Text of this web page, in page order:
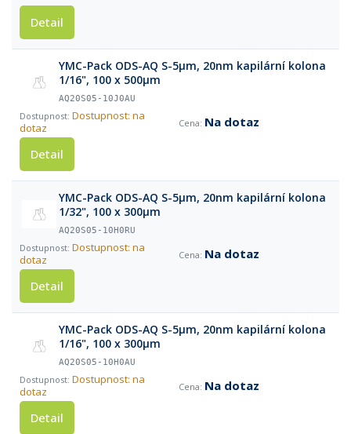
Detail
YMC-Pack ODS-AQ S-5µm, 20nm kapilární kolona
1/16", 100 x 500µm
AQ20S05-10J0AU
Dostupnost: na
dotaz
Na dotaz
Detail
YMC-Pack ODS-AQ S-5µm, 20nm kapilární kolona
1/32", 100 x 300µm
AQ20S05-10H0RU
Dostupnost: na
dotaz
Na dotaz
Detail
YMC-Pack ODS-AQ S-5µm, 20nm kapilární kolona
1/16", 100 x 300µm
AQ20S05-10H0AU
Dostupnost: na
dotaz
Na dotaz
Detail